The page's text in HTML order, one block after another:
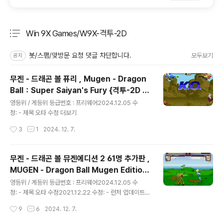
Win 9X Games/W9X-격투-2D
공지 봇/스팸/맞방문 요청 댓글 차단합니다. 모두보기
무겐 - 드래곤 볼 퓨리 , Mugen - Dragon
Ball：Super Saiyan's Fury {격투-2D , F
ighting-2D}
영등위 / 게등위 등급번호 : 프리웨어2024.12.05 수
정: - 제목 오타 수정 더보기
3 1 2024. 12. 7.
무겐 - 드래곤 볼 뮤겐에디션 2 61명 추가판 ,
MUGEN - Dragon Ball Mugen Edition
2 {격투-2D , Fighting-2D}
영등위 / 게등위 등급번호 : 프리웨어2024.12.05 수
정: - 제목 오타 수정2021.12.22 수정: - 런처 업데이트
9 6 2024. 12. 7.